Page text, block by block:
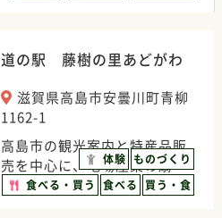
道の駅 藤樹の里あどがわ
滋賀県高島市安曇川町青柳
1162-1
高島市の観光案内と特産品販
売を中心に、地場産業の扇…
体験 ものづくり
食べる・買う
食べる 買う・食